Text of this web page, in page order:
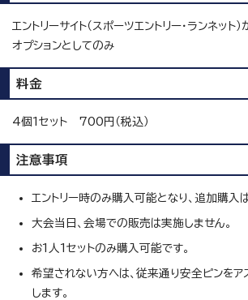
エントリーサイト（スポーツエントリー・ランネット）
オプションとしてのみ
料金
4個1セット 700円（税込）
注意事項
エントリー時のみ購入可能となり、追加購入
大会当日、会場での販売は実施しません。
お1人1セットのみ購入可能です。
希望されない方へは、従来通り安全ピンをア
します。